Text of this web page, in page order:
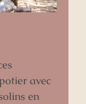
avec
en